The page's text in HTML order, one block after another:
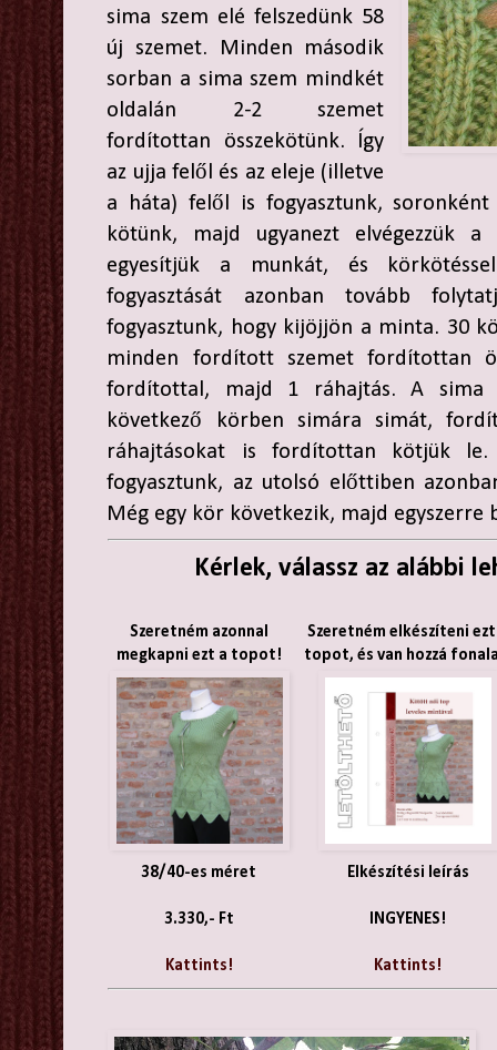
sima szem elé felszedünk 58
új szemet. Minden második
sorban a sima szem mindkét
oldalán 2-2 szemet
fordítottan összekötünk. Így
az ujja felől és az eleje (illetve
a háta) felől is fogyasztunk,
kötünk, majd ugyanezt elvégezzük
egyesítjük a munkát, és
fogyasztását azonban tovább
fogyasztunk, hogy kijöjjön a minta. 30
minden fordított szemet fordítottan
fordítottal, majd 1 ráhajtás. A sima
következő körben simára simát,
ráhajtásokat is fordítottan kötjük
fogyasztunk, az utolsó előttiben
Még egy kör következik, majd egyszerre
Kérlek, válassz az alábbi
Szeretném azonnal
megkapni ezt a topot!
Szeretném elkészíteni
topot, és van hozzá
38/40-es méret
3.330,- Ft
Kattints!
Elkészítési leírás
INGYENES!
Kattints!